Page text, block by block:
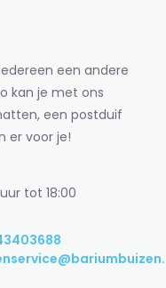
een andere
kan je met ons
een postduif
er voor je!
tot 18:00